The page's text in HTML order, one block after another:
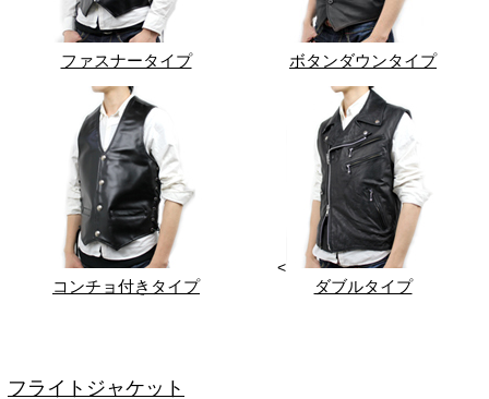
ファスナータイプ ボタンダウンタイプ
コンチョ付きタイプ
<
ダブルタイプ
フライトジャケット